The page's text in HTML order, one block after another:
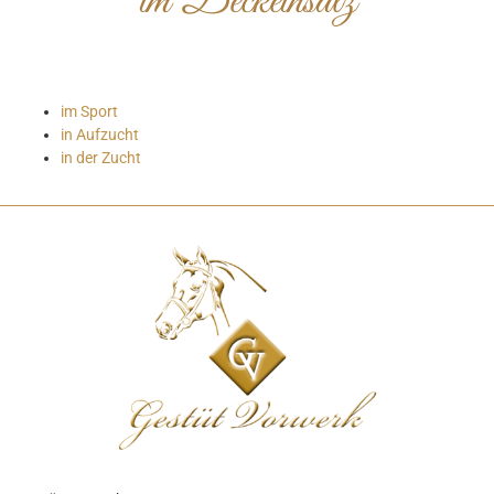
im Sport
in Aufzucht
in der Zucht